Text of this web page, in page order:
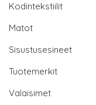
Kodintekstiilit
Matot
Sisustusesineet
Tuotemerkit
Valaisimet